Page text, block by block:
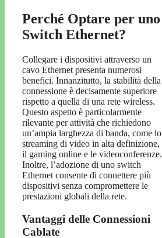
Perché Optare per uno
Switch Ethernet?
Collegare i dispositivi attraverso un
cavo Ethernet presenta numerosi
benefici. Innanzitutto, la stabilità della
connessione è decisamente superiore
rispetto a quella di una rete wireless.
Questo aspetto è particolarmente
rilevante per attività che richiedono
un’ampia larghezza di banda, come lo
streaming di video in alta definizione,
il gaming online e le videoconferenze.
Inoltre, l’adozione di uno switch
Ethernet consente di connettere più
dispositivi senza compromettere le
prestazioni globali della rete.
Vantaggi delle Connessioni
Cablate